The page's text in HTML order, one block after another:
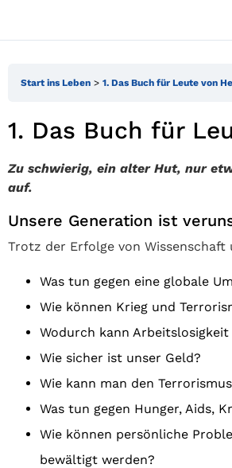
Start ins Leben 1. Das Buch für Leute von
1. Das Buch für
Zu schwierig, ein alter Hut, nur
auf.
Unsere Generation ist
Trotz der Erfolge von
Was tun gegen eine globale
Wie können Krieg und
Wodurch kann
Wie sicher ist unser Geld?
Wie kann man den
Was tun gegen Hunger, Aids,
Wie können persönliche
bewältigt werden?